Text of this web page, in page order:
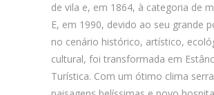
de vila e, em 1864, à categoria de
E, em 1990, devido ao seu grande
no cenário histórico, artístico,
cultural, foi transformada em
Turística. Com um ótimo clima